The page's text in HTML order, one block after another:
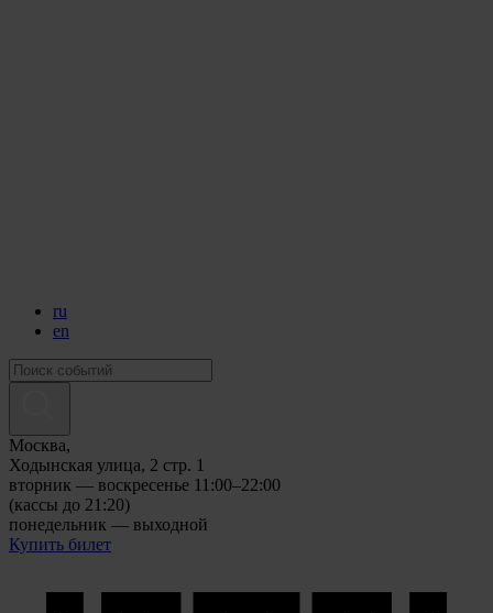
ru
en
Москва,
Ходынская улица, 2 стр. 1
вторник — воскресенье 11:00–22:00
(кассы до 21:20)
понедельник — выходной
Купить билет